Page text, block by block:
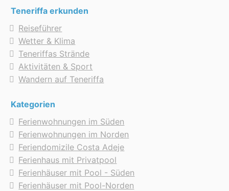
Teneriffa erkunden
Reiseführer
Wetter & Klima
Teneriffas Strände
Aktivitäten & Sport
Wandern auf Teneriffa
Kategorien
Ferienwohnungen im Süden
Ferienwohnungen im Norden
Feriendomizile Costa Adeje
Ferienhaus mit Privatpool
Ferienhäuser mit Pool - Süden
Ferienhäuser mit Pool-Norden